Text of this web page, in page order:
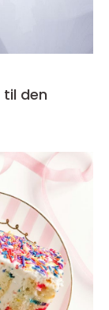
til den